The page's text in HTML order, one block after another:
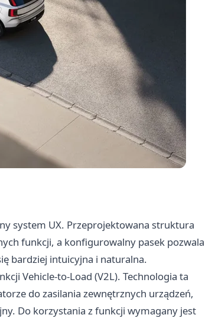
system UX. Przeprojektowana struktura
funkcji, a konfigurowalny pasek pozwala
bardziej intuicyjna i naturalna.
Vehicle-to-Load (V2L). Technologia ta
do zasilania zewnętrznych urządzeń,
Do korzystania z funkcji wymagany jest